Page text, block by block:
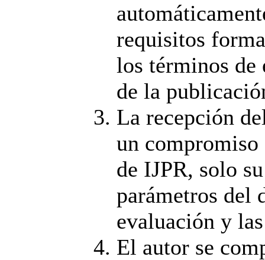
requisitos
los términos de
de la
La recepción
un
de IJPR, solo
parámetros del
evaluación y
El autor se